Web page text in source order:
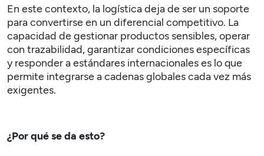
En este contexto, la logística deja de ser un soporte
para convertirse en un diferencial competitivo. La
capacidad de gestionar productos sensibles, operar
con trazabilidad, garantizar condiciones específicas
y responder a estándares internacionales es lo que
permite integrarse a cadenas globales cada vez más
exigentes.
¿Por qué se da esto?